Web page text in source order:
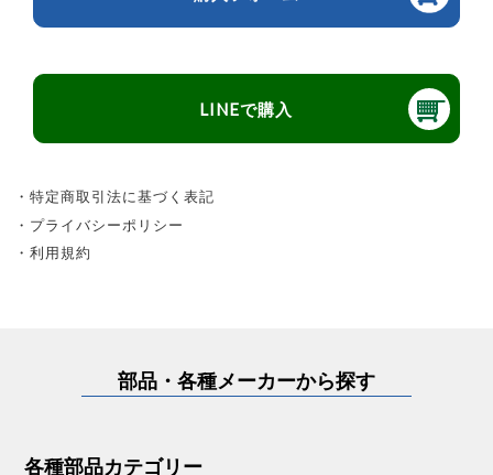
LINEで購入
・特定商取引法に基づく表記
・プライバシーポリシー
・利用規約
部品・各種メーカーから探す
各種部品カテゴリー